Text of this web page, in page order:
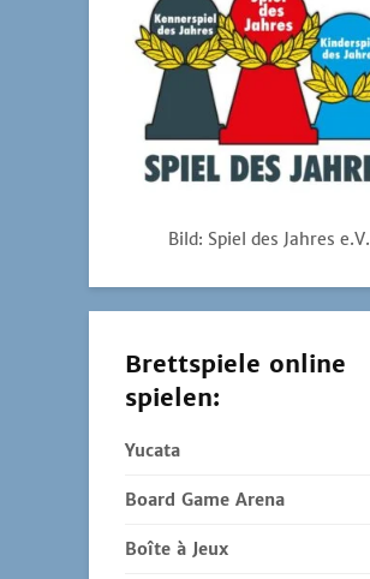
Bild: Spiel des Jahres e.V.
Brettspiele online
spielen:
Yucata
Board Game Arena
Boîte à Jeux